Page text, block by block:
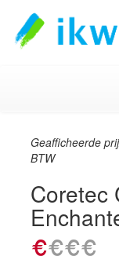
Geafficheerde
BTW
Coretec